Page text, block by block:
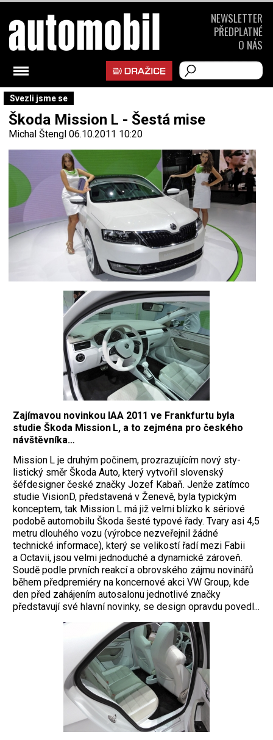
Svezli jsme se
Škoda Mission L - Šestá mise
Michal Štengl 06.10.2011 10:20
Zajímavou novinkou IAA 2011 ve Frankfurtu byla
studie Škoda Mission L, a to zejména pro českého
návštěvníka…
Mission L je druhým počinem, prozrazujícím nový sty­
listický směr Škoda Auto, který vytvořil slovenský
šéfdesigner české značky Jozef Kabaň. ­Jenže zatímco
studie VisionD, představená v Ženevě, byla ­typickým
konceptem, tak Mis­sion L má již velmi blízko k sé­riové
podobě automobilu Škoda šesté typové řady. Tvary asi 4,5
metru dlouhého vozu (výrobce nezveřejnil žádné
technické informace), který se veli­kostí řadí mezi Fabii
a Octavii, jsou velmi jednoduché a dynamické zároveň.
Soudě podle prvních reakcí a obrovského zájmu novinářů
během předpremiéry na koncernové akci VW Group, kde
den před zahájením auto­salonu jednotlivé značky
představují své hlavní novinky, se design opravdu povedl...
NEWSLETTER
PŘEDPLATNÉ
O NÁS